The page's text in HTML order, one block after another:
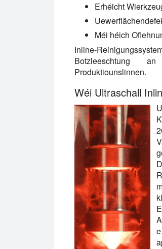
Erhéicht
Méi héich
Inline-
Botzleeschtung
Produktiounslinnen.
Wéi Ultraschall